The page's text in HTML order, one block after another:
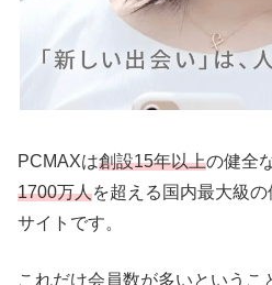
PCMAXは創設15年以上の健全
1700万人を超える国内最大級
サイトです。
これだけ会員数が多いというこ